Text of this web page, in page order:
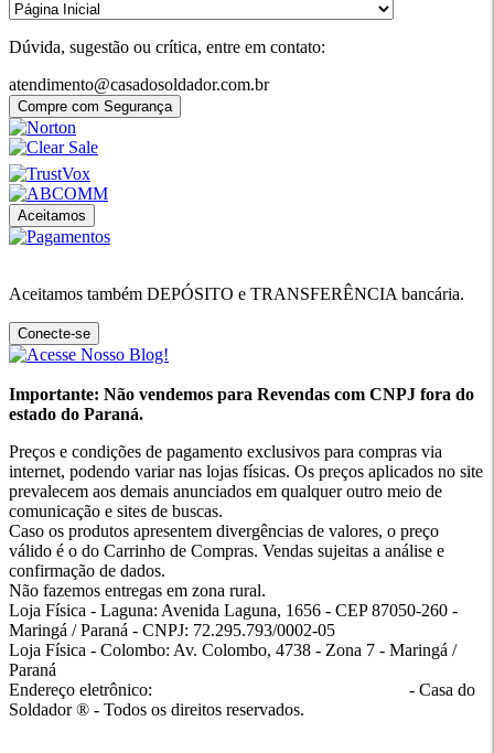
Dúvida, sugestão ou crítica, entre em contato:
atendimento@casadosoldador.com.br
Compre com Segurança
Aceitamos
Aceitamos também DEPÓSITO e TRANSFERÊNCIA bancária.
Conecte-se
Importante: Não vendemos para Revendas com CNPJ fora do
estado do Paraná.
Preços e condições de pagamento exclusivos para compras via
internet, podendo variar nas lojas físicas. Os preços aplicados no site
prevalecem aos demais anunciados em qualquer outro meio de
comunicação e sites de buscas.
Caso os produtos apresentem divergências de valores, o preço
válido é o do Carrinho de Compras. Vendas sujeitas a análise e
confirmação de dados.
Não fazemos entregas em zona rural.
Loja Física - Laguna: Avenida Laguna, 1656 - CEP 87050-260 -
Maringá / Paraná - CNPJ: 72.295.793/0002-05
Loja Física - Colombo: Av. Colombo, 4738 - Zona 7 - Maringá /
Paraná
Endereço eletrônico:
- Casa do
Soldador ® - Todos os direitos reservados.